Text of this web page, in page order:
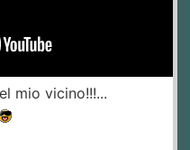
mio vicino!!!...